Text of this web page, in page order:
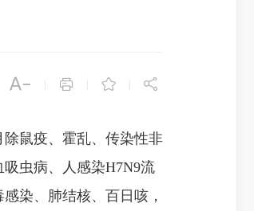
   
鼠疫、霍乱、传染性非
虫病、人感染H7N9流
染、肺结核、百日咳，